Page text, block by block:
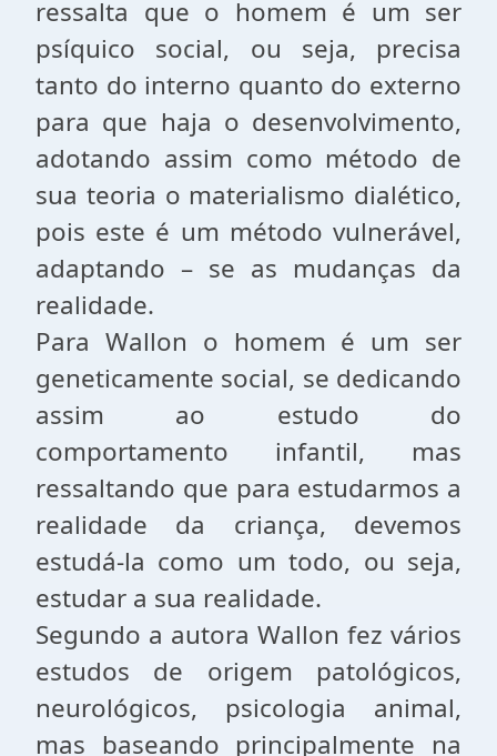
ressalta que o homem é um ser
psíquico social, ou seja, precisa
tanto do interno quanto do externo
para que haja o desenvolvimento,
adotando assim como método de
sua teoria o materialismo dialético,
pois este é um método vulnerável,
adaptando – se as mudanças da
realidade.
Para Wallon o homem é um ser
geneticamente social, se dedicando
assim ao estudo do
comportamento infantil, mas
ressaltando que para estudarmos a
realidade da criança, devemos
estudá-la como um todo, ou seja,
estudar a sua realidade.
Segundo a autora Wallon fez vários
estudos de origem patológicos,
neurológicos, psicologia animal,
mas baseando principalmente na